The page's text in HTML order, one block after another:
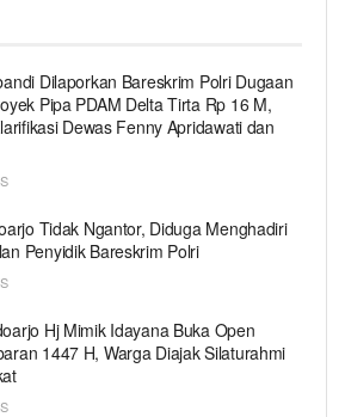
Dilaporkan Bareskrim Polri Dugaan
Pipa PDAM Delta Tirta Rp 16 M,
Dewas Fenny Apridawati dan
Tidak Ngantor, Diduga Menghadiri
Penyidik Bareskrim Polri
Hj Mimik Idayana Buka Open
1447 H, Warga Diajak Silaturahmi